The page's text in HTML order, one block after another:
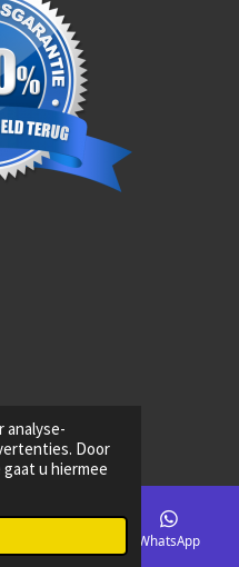
analyse-
Door
u hiermee
WhatsApp